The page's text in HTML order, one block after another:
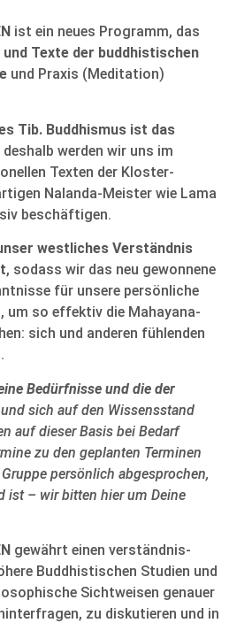
ist ein neues Programm, das
Texte der buddhistischen
und Praxis (Meditation)
Tib. Buddhismus ist das
deshalb werden wir uns im
Texten der Kloster-
Nalanda-Meister wie Lama
beschäftigen.
westliches Verständnis
, sodass wir das neu gewonnene
für unsere persönliche
um so effektiv die Mahayana-
sich und anderen fühlenden
Bedürfnisse und die der
und sich auf den Wissensstand
auf dieser Basis bei Bedarf
zu den geplanten Terminen
persönlich abgesprochen,
ist – wir bitten hier um Deine
gewährt einen verständnis-
Buddhistischen Studien und
Sichtweisen genauer
zu diskutieren und in